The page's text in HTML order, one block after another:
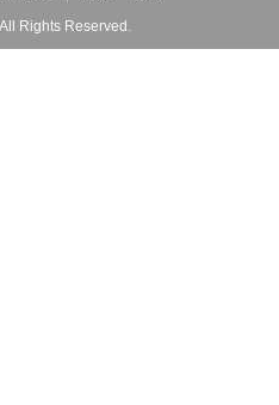
Rights Reserved.